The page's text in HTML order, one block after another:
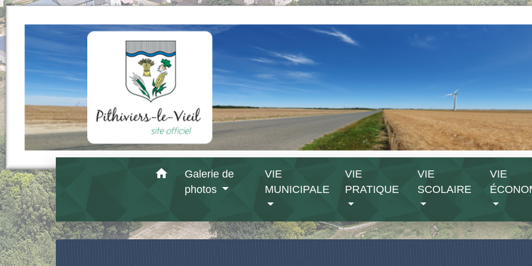
home
Galerie de
photos
VIE
MUNICIPALE
VIE
PRATIQUE
VIE
SCOLAIRE
VIE